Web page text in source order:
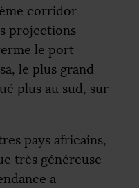
corridor
projections
le port
le plus grand
plus au sud, sur
pays africains,
très généreuse
a